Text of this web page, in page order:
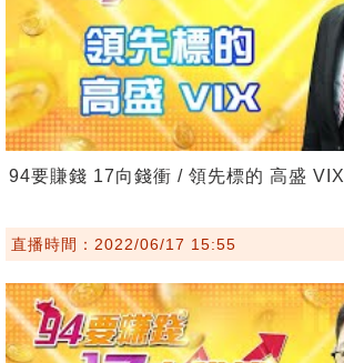
94要賺錢 17向錢衝 / 領先標的 高盛 VIX
直播時間：2022/06/17 15:55